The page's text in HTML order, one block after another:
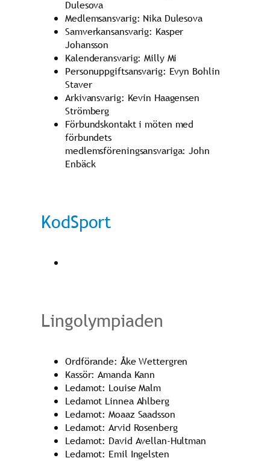
Dulesova
Medlemsansvarig: Nika Dulesova
Samverkansansvarig: Kasper
Johansson
Kalenderansvarig: Milly Mi
Personuppgiftsansvarig: Evyn Bohlin
Staver
Arkivansvarig: Kevin Haagensen
Strömberg
Förbundskontakt i möten med
förbundets
medlemsföreningsansvariga: John
Enbäck
KodSport
Lingolympiaden
Ordförande: Åke Wettergren
Kassör: Amanda Kann
Ledamot: Louise Malm
Ledamot Linnea Ahlberg
Ledamot: Moaaz Saadsson
Ledamot: Arvid Rosenberg
Ledamot: David Avellan-Hultman
Ledamot: Emil Ingelsten